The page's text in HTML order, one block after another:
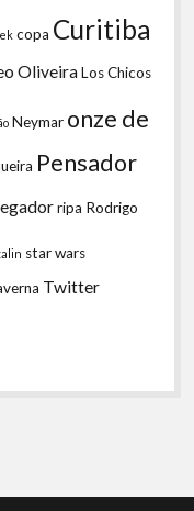
copa Curitiba
OliveiraLos Chicos
Neymar onze de
Pensador
ripa Rodrigo
star wars
Twitter